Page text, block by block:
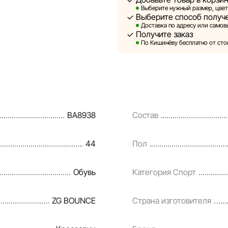
Sportlandia оставляет за
предварительного
и потребительские
порядке и без
Наша команда регулярно
Выберите нужный размер,
Выберите способ
Доставка по адресу или
Получите заказ
По Кишинёву бесплатно от
BA8938 Состав
44 Пол
Обувь Категория Спорт
ZG BOUNCE Страна изготовителя